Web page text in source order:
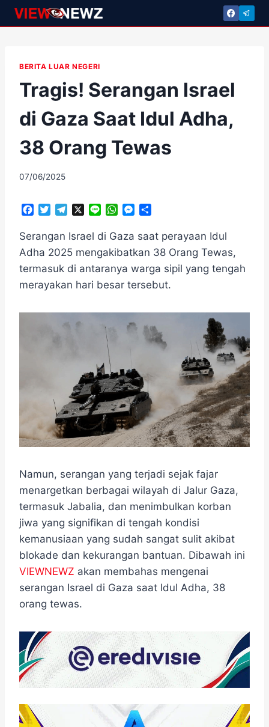
Skip
to
BERITA LUAR NEGERI
Tragis! Serangan Israel
di Gaza Saat Idul Adha,
38 Orang Tewas
By
07/06/2025
c
e
b
o
o
i
t
t
e
r
l
e
g
r
a
n
W
a
t
s
A
p
M
s
e
n
g
a
e
Serangan Israel di Gaza saat perayaan Idul
Adha 2025 mengakibatkan 38 Orang Tewas,
termasuk di antaranya warga sipil yang tengah
merayakan hari besar tersebut.
Namun, serangan yang terjadi sejak fajar
menargetkan berbagai wilayah di Jalur Gaza,
termasuk Jabalia, dan menimbulkan korban
jiwa yang signifikan di tengah kondisi
kemanusiaan yang sudah sangat sulit akibat
blokade dan kekurangan bantuan. Dibawah ini
VIEWNEWZ akan membahas mengenai
serangan Israel di Gaza saat Idul Adha, 38
orang tewas.